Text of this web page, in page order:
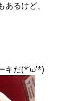
るけど、
キだ(*’ω’*)